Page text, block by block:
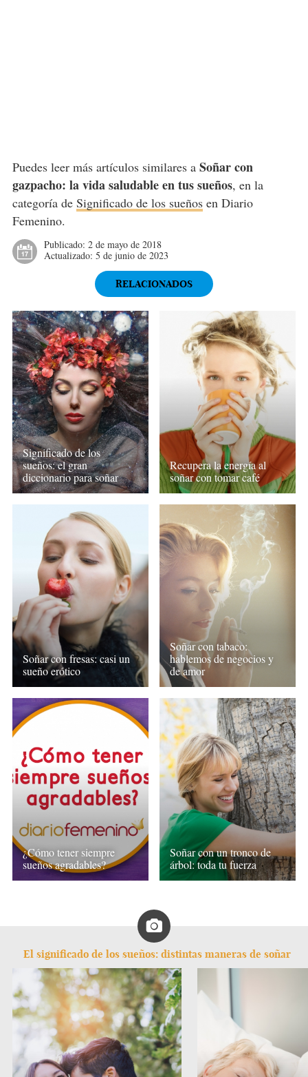
Puedes leer más artículos similares a Soñar con
gazpacho: la vida saludable en tus sueños, en la
categoría de Significado de los sueñosen Diario
Femenino.
Publicado: 2 de mayo de 2018
Actualizado: 5 de junio de 2023
RELACIONADOS
Significado de los
sueños: el gran
diccionario para soñar
Recupera la energía al
soñar con tomar café
Soñar con fresas: casi un
sueño erótico
Soñar con tabaco:
hablemos de negocios y
de amor
¿Cómo tener siempre
sueños agradables?
Soñar con un tronco de
árbol: toda tu fuerza
El significado de los sueños: distintas maneras de soñar